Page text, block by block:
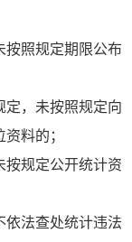
按照规定期限公布
定，未按照规定向
料的；
按规定公开统计资
依法查处统计违法